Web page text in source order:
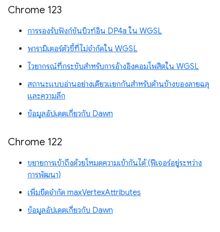
Chrome 123
การรองรับฟังก์ชันบิวท์อิน DP4a ใน WGSL
พารามิเตอร์ตัวชี้ที่ไม่จำกัดใน WGSL
ไวยากรณ์ที่กระชับสำหรับการอ้างอิงคอมโพสิตใน WGSL
สถานะแบบอ่านอย่างเดียวแยกกันสำหรับด้านข้างของลายฉลุ
และความลึก
ข้อมูลอัปเดตเกี่ยวกับ Dawn
Chrome 122
ขยายการเข้าถึงด้วยโหมดความเข้ากันได้ (ฟีเจอร์อยู่ระหว่าง
การพัฒนา)
เพิ่มขีดจำกัด maxVertexAttributes
ข้อมูลอัปเดตเกี่ยวกับ Dawn